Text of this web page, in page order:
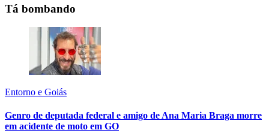
Tá bombando
Entorno e Goiás
Genro de deputada federal e amigo de Ana Maria Braga morre
em acidente de moto em GO